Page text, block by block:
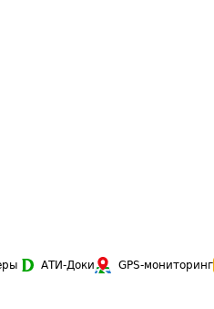
АТИ-Доки GPS-мониторинг